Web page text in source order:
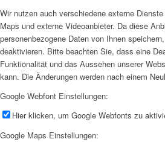
Wir nutzen auch verschiedene externe
Maps und externe Videoanbieter. Da diese
personenbezogene Daten von Ihnen
deaktivieren. Bitte beachten Sie, dass eine
Funktionalität und das Aussehen unserer
kann. Die Änderungen werden nach einem
Google Webfont Einstellungen:
Hier klicken, um Google Webfonts zu
Google Maps Einstellungen: